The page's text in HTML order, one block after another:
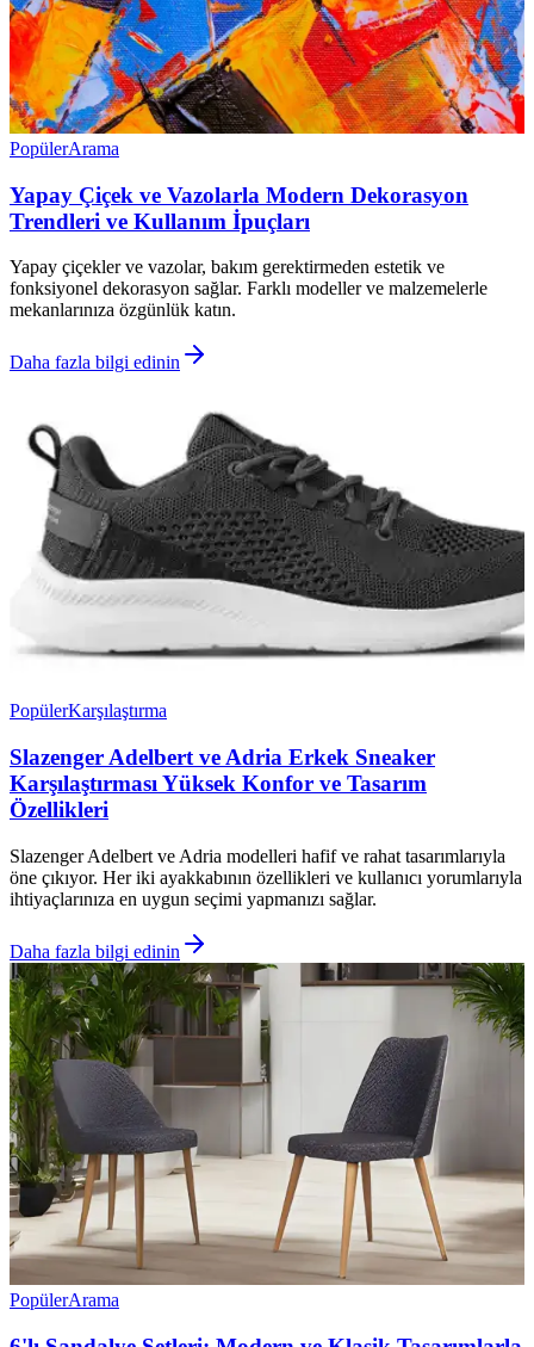
PopülerArama
Yapay Çiçek ve Vazolarla Modern Dekorasyon
Trendleri ve Kullanım İpuçları
Yapay çiçekler ve vazolar, bakım gerektirmeden estetik ve
fonksiyonel dekorasyon sağlar. Farklı modeller ve malzemelerle
mekanlarınıza özgünlük katın.
Daha fazla bilgi edinin
PopülerKarşılaştırma
Slazenger Adelbert ve Adria Erkek Sneaker
Karşılaştırması Yüksek Konfor ve Tasarım
Özellikleri
Slazenger Adelbert ve Adria modelleri hafif ve rahat tasarımlarıyla
öne çıkıyor. Her iki ayakkabının özellikleri ve kullanıcı yorumlarıyla
ihtiyaçlarınıza en uygun seçimi yapmanızı sağlar.
Daha fazla bilgi edinin
PopülerArama